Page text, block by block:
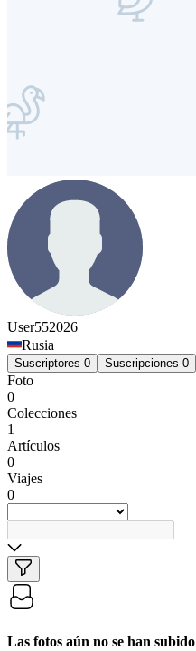
User552026
Rusia
Suscriptores 0 Suscripciones 0
Foto
0
Colecciones
1
Artículos
0
Viajes
0
Las fotos aún no se han subido